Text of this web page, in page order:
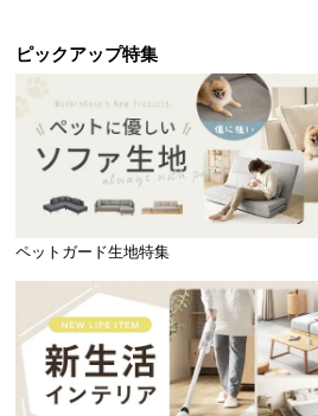
ピックアップ特集
ペットガード生地特集